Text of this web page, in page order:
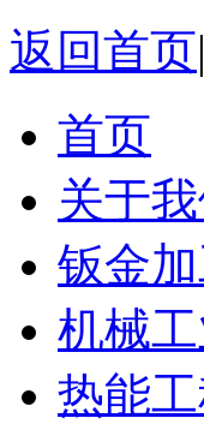
返回首页|
首页
关于
钣金
机械
热能